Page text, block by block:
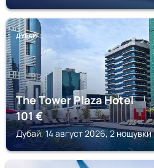
ДУБАЙ
The Tower Plaza Hotel
101€
Дубай, 14 август 2026, 2 нощувки